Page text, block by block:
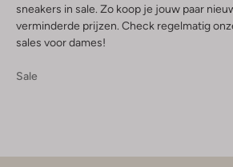
sneakers in sale. Zo koop je jouw paar
verminderde prijzen. Check regelmatig
sales voor dames!
Sale